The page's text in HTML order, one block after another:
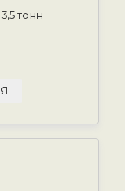
тонн